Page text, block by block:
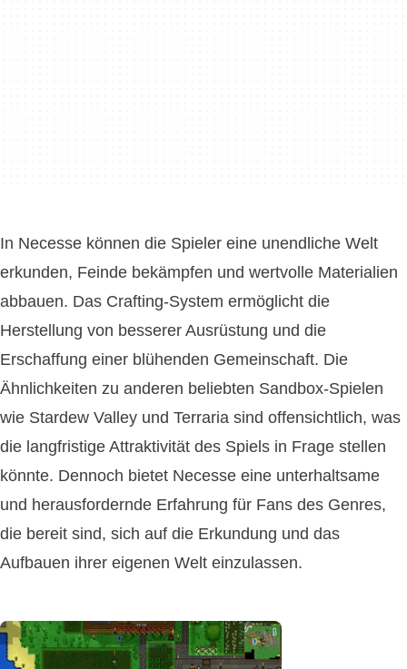
In Necesse können die Spieler eine unendliche Welt
erkunden, Feinde bekämpfen und wertvolle Materialien
abbauen. Das Crafting-System ermöglicht die
Herstellung von besserer Ausrüstung und die
Erschaffung einer blühenden Gemeinschaft. Die
Ähnlichkeiten zu anderen beliebten Sandbox-Spielen
wie Stardew Valley und Terraria sind offensichtlich, was
die langfristige Attraktivität des Spiels in Frage stellen
könnte. Dennoch bietet Necesse eine unterhaltsame
und herausfordernde Erfahrung für Fans des Genres,
die bereit sind, sich auf die Erkundung und das
Aufbauen ihrer eigenen Welt einzulassen.